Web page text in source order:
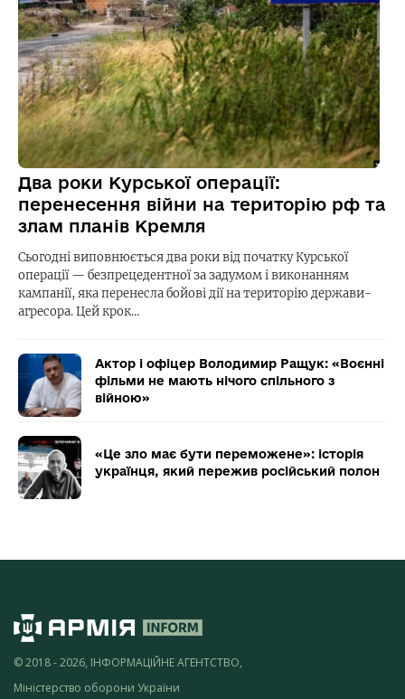
Два роки Курської операції:
перенесення війни на територію рф та
злам планів Кремля
Сьогодні виповнюється два роки від початку Курської
операції — безпрецедентної за задумом і виконанням
кампанії, яка перенесла бойові дії на територію держави-
агресора. Цей крок…
Актор і офіцер Володимир Ращук: «Воєнні
фільми не мають нічого спільного з
війною»
«Це зло має бути переможене»: історія
українця, який пережив російський полон
© 2018 - 2026, ІНФОРМАЦІЙНЕ АГЕНТСТВО,
Міністерство оборони України